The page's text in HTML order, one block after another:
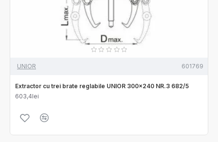
UNIOR 601769
Extractor cu trei brate reglabile UNIOR 300x240 NR.3 682/5
603,4lei